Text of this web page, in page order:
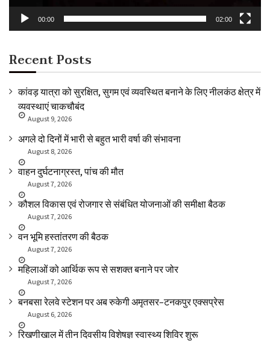
00:00 02:00
Recent Posts
कांवड़ यात्रा को सुरक्षित, सुगम एवं व्यवस्थित बनाने के लिए नीलकंठ क्षेत्र में
व्यवस्थाएं चाकचौबंद
August 9, 2026
अगले दो दिनों में भारी से बहुत भारी वर्षा की संभावना
August 8, 2026
वाहन दुर्घटनाग्रस्त, पांच की मौत
August 7, 2026
कौशल विकास एवं रोजगार से संबंधित योजनाओं की समीक्षा बैठक
August 7, 2026
वन भूमि हस्तांतरण की बैठक
August 7, 2026
महिलाओं को आर्थिक रूप से सशक्त बनाने पर जोर
August 7, 2026
बनबसा रेलवे स्टेशन पर अब रुकेगी अमृतसर–टनकपुर एक्सप्रेस
August 6, 2026
रिखणीखाल में तीन दिवसीय विशेषज्ञ स्वास्थ्य शिविर शुरू